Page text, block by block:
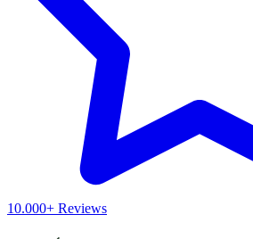
10.000+ Reviews